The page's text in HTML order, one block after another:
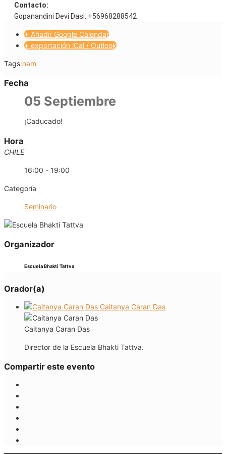
Contacto:
Gopanandini Devi Dasi: +56968288542
+ Añadir Google Calendar
+ exportación iCal / Outlook
Tags:nam
Fecha
05 Septiembre
¡Caducado!
Hora
CHILE
16:00 - 19:00
Categoría
Seminario
Organizador
Escuela Bhakti Tattva
Orador(a)
Caitanya Caran Das
Caitanya Caran Das
Director de la Escuela Bhakti Tattva.
Compartir este evento